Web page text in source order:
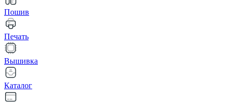
Пошив
Печать
Вышивка
Каталог